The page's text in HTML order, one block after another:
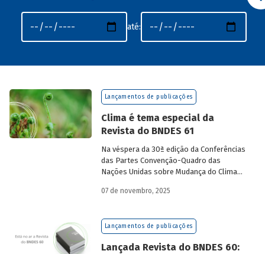
até:
Lançamentos de publicações
Clima é tema especial da
Revista do BNDES 61
Na véspera da 30ª edição da Conferências
das Partes Convenção-Quadro das
Nações Unidas sobre Mudança do Clima
edição 61 da Revista do BNDES.
07 de novembro, 2025
Lançamentos de publicações
Lançada Revista do BNDES 60: